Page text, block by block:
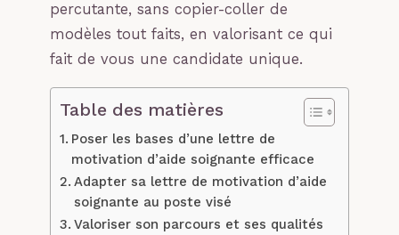
percutante, sans copier-coller de
modèles tout faits, en valorisant ce qui
fait de vous une candidate unique.
Table des matières
Poser les bases d’une lettre de
motivation d’aide soignante efficace
Adapter sa lettre de motivation d’aide
soignante au poste visé
Valoriser son parcours et ses qualités